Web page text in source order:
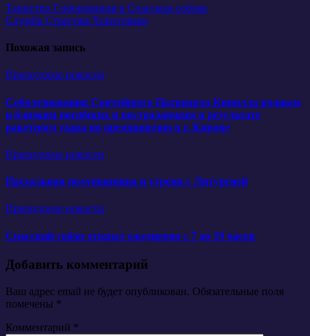
Навигация
по
записям
Таинство Соборования в Спасском соборе
Служба Страстям Христовым
Похожая запись
Приходские новости
Соболезнования Святейшего Патриарха Кирилла родным
и близким погибших и пострадавшим в результате
ракетного удара по предприятию в г. Кирове
Приходские новости
Пасхальная полунощница и утреня с Литургией
Приходские новости
Спасский собор открыт ежедневно с 7 до 19 часов
Добавить комментарий
Ваш адрес email не будет опубликован. Обязательные поля
помечены *
Комментарий *